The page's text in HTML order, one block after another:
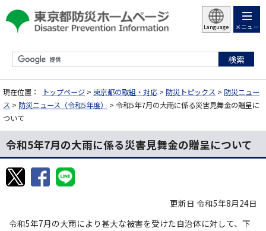
Language メニュー
現在位置： トップページ > 東京都の取組・対応 > 防災トピックス > 防災ニュー
ス > 防災ニュース（令和5年度）
> 令和5年7月の大雨に係る災害見舞金の贈呈に
ついて
令和5年7月の大雨に係る災害見舞金の贈呈について
更新日 令和5年8月24日
令和5年7月の大雨により甚大な被害を受けた自治体に対して、下